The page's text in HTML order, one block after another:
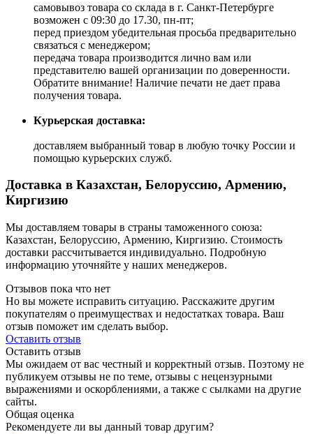
самовывоз товара со склада в г. Санкт-Петербурге
возможен с 09:30 до 17.30, пн-пт;
перед приездом убедительная просьба предварительно
связаться с менеджером;
передача товара производится лично вам или
представителю вашей организации по доверенности.
Обратите внимание! Наличие печати не дает права
получения товара.
Курьерская доставка:
доставляем выбранный товар в любую точку России и
помощью курьерских служб.
Доставка в Казахстан, Белоруссию, Армению,
Киргизию
Мы доставляем товары в страны таможенного союза:
Казахстан, Белоруссию, Армению, Киргизию. Стоимость
доставки рассчитывается индивидуально. Подробную
информацию уточняйте у наших менеджеров.
Отзывов пока что нет
Но вы можете исправить ситуацию. Расскажите другим
покупателям о преимуществах и недостатках товара. Ваш
отзыв поможет им сделать выбор.
Оставить отзыв
Оставить отзыв
Мы ожидаем от вас честный и корректный отзыв. Поэтому не
публикуем отзывы не по теме, отзывы с нецензурными
выражениями и оскорблениями, а также с сылками на другие
сайты.
Общая оценка
Рекомендуете ли вы данный товар другим?